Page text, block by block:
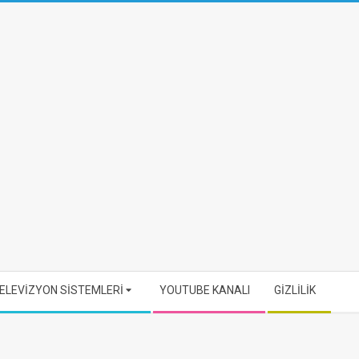
SİSTEMLERİ YOUTUBE KANALI GİZLİLİK